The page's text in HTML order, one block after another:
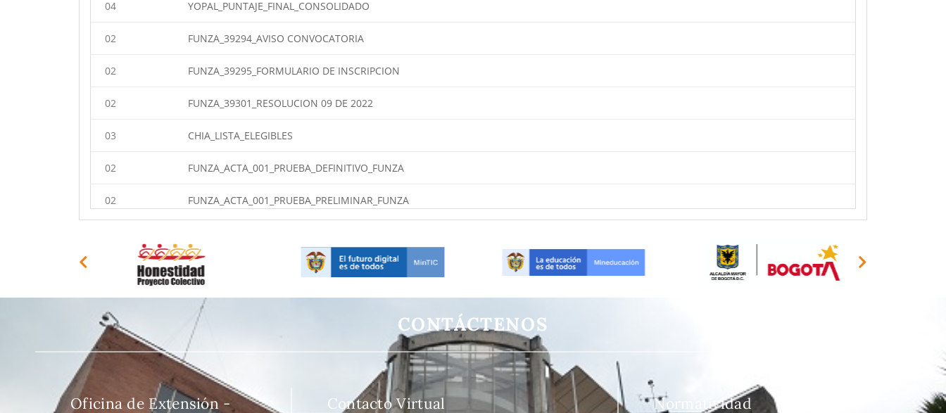
04 YOPAL_PUNTAJE_FINAL_CONSOLIDADO
02 FUNZA_39294_AVISO CONVOCATORIA
02 FUNZA_39295_FORMULARIO DE INSCRIPCION
02 FUNZA_39301_RESOLUCION 09 DE 2022
03 CHIA_LISTA_ELEGIBLES
02 FUNZA_ACTA_001_PRUEBA_DEFINITIVO_FUNZA
02 FUNZA_ACTA_001_PRUEBA_PRELIMINAR_FUNZA
FUNZA_REMISION_RESULTADOS_CORPORACION
03 CHIA_RESOLUCION_16_2022
03 CHIA_LISTA_PARTICIPANTES_HABILITADOS
CHIA_R_PARCIALES_ESTUDIOS_ EXPERIENCIA
YOPAL_ACTA_REPARTO3
CONTÁCTENOS
Oficina de Extensión -
Contacto Virtual Normatividad